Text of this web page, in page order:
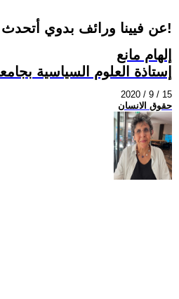
عن فيينا ورائف بدوي أتحدث!
إلهام مانع
إستاذة العلوم السياسية
2020 / 9 / 15
حقوق الانسان